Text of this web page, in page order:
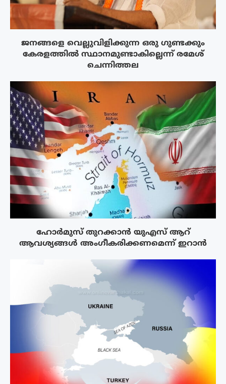
ജനങ്ങളെ വെല്ലുവിളിക്കുന്ന ഒരു ഗുണ്ടക്കും
കേരളത്തിൽ സ്ഥാനമുണ്ടാകില്ലെന്ന് രമേശ്
ചെന്നിത്തല
ഹോർമുസ് തുറക്കാൻ യുഎസ് ആറ്
ആവശ്യങ്ങൾ അംഗീകരിക്കണമെന്ന് ഇറാൻ